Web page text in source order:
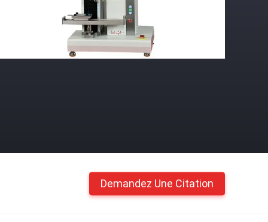
Demandez Une Citation